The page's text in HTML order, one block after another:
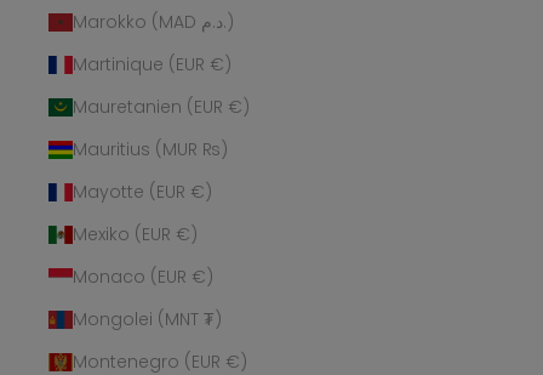
Marokko (MAD د.م.)
Martinique (EUR €)
Mauretanien (EUR €)
Mauritius (MUR ₨)
Mayotte (EUR €)
Mexiko (EUR €)
Monaco (EUR €)
Mongolei (MNT ₮)
Montenegro (EUR €)